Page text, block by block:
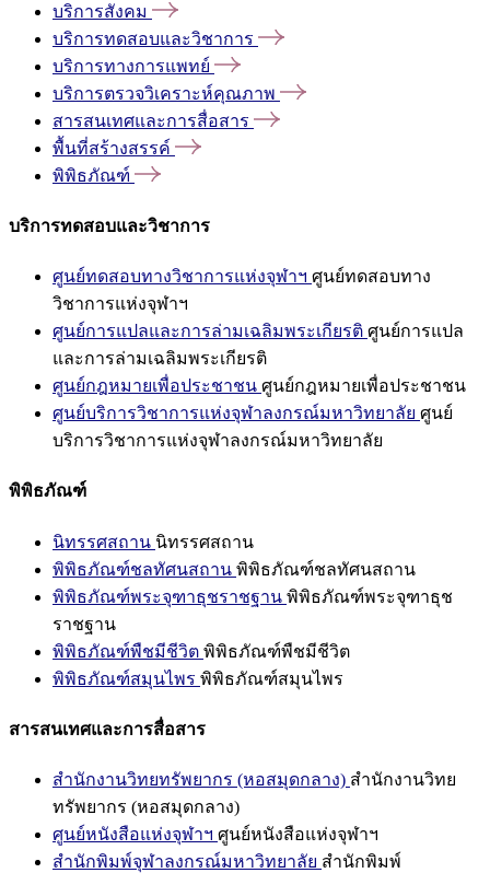
บริการสังคม
บริการทดสอบและวิชาการ
บริการทางการแพทย์
บริการตรวจวิเคราะห์คุณภาพ
สารสนเทศและการสื่อสาร
พื้นที่สร้างสรรค์
พิพิธภัณฑ์
บริการทดสอบและวิชาการ
ศูนย์ทดสอบทางวิชาการแห่งจุฬาฯ ศูนย์ทดสอบทาง
วิชาการแห่งจุฬาฯ
ศูนย์การแปลและการล่ามเฉลิมพระเกียรติ ศูนย์การแปล
และการล่ามเฉลิมพระเกียรติ
ศูนย์กฎหมายเพื่อประชาชน ศูนย์กฎหมายเพื่อประชาชน
ศูนย์บริการวิชาการแห่งจุฬาลงกรณ์มหาวิทยาลัย ศูนย์
บริการวิชาการแห่งจุฬาลงกรณ์มหาวิทยาลัย
พิพิธภัณฑ์
นิทรรศสถาน นิทรรศสถาน
พิพิธภัณฑ์ชลทัศนสถาน พิพิธภัณฑ์ชลทัศนสถาน
พิพิธภัณฑ์พระจุฑาธุชราชฐาน พิพิธภัณฑ์พระจุฑาธุช
ราชฐาน
พิพิธภัณฑ์พืชมีชีวิต พิพิธภัณฑ์พืชมีชีวิต
พิพิธภัณฑ์สมุนไพร พิพิธภัณฑ์สมุนไพร
สารสนเทศและการสื่อสาร
สำนักงานวิทยทรัพยากร (หอสมุดกลาง) สำนักงานวิทย
ทรัพยากร (หอสมุดกลาง)
ศูนย์หนังสือแห่งจุฬาฯ ศูนย์หนังสือแห่งจุฬาฯ
สำนักพิมพ์จุฬาลงกรณ์มหาวิทยาลัย สำนักพิมพ์